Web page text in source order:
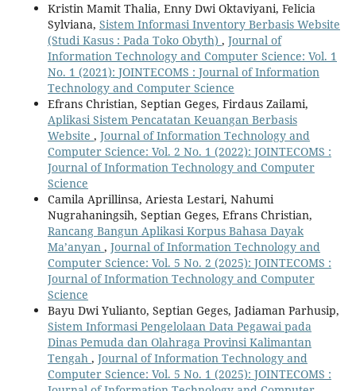
Kristin Mamit Thalia, Enny Dwi Oktaviyani, Felicia
Sylviana, Sistem Informasi Inventory Berbasis Website
(Studi Kasus : Pada Toko Obyth) , Journal of
Information Technology and Computer Science: Vol. 1
No. 1 (2021): JOINTECOMS : Journal of Information
Technology and Computer Science
Efrans Christian, Septian Geges, Firdaus Zailami,
Aplikasi Sistem Pencatatan Keuangan Berbasis
Website , Journal of Information Technology and
Computer Science: Vol. 2 No. 1 (2022): JOINTECOMS :
Journal of Information Technology and Computer
Science
Camila Aprillinsa, Ariesta Lestari, Nahumi
Nugrahaningsih, Septian Geges, Efrans Christian,
Rancang Bangun Aplikasi Korpus Bahasa Dayak
Ma’anyan , Journal of Information Technology and
Computer Science: Vol. 5 No. 2 (2025): JOINTECOMS :
Journal of Information Technology and Computer
Science
Bayu Dwi Yulianto, Septian Geges, Jadiaman Parhusip,
Sistem Informasi Pengelolaan Data Pegawai pada
Dinas Pemuda dan Olahraga Provinsi Kalimantan
Tengah , Journal of Information Technology and
Computer Science: Vol. 5 No. 1 (2025): JOINTECOMS :